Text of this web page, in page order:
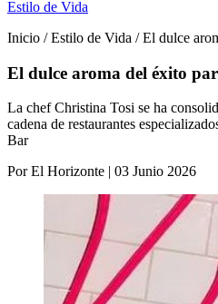
Estilo de Vida
Inicio / Estilo de Vida / El dulce
El dulce aroma del éxito
La chef Christina Tosi se ha
cadena de restaurantes
Bar
Por El Horizonte | 03 Junio 2026